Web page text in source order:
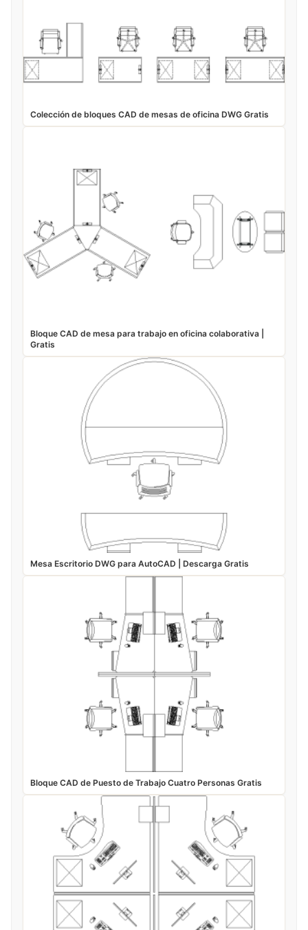
Colección de bloques CAD de mesas de oficina DWG Gratis
Bloque CAD de mesa para trabajo en oficina colaborativa |
Gratis
Mesa Escritorio DWG para AutoCAD | Descarga Gratis
Bloque CAD de Puesto de Trabajo Cuatro Personas Gratis